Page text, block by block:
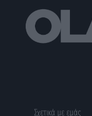
Σχετικά με εμάς